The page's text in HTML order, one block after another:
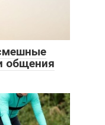
общения